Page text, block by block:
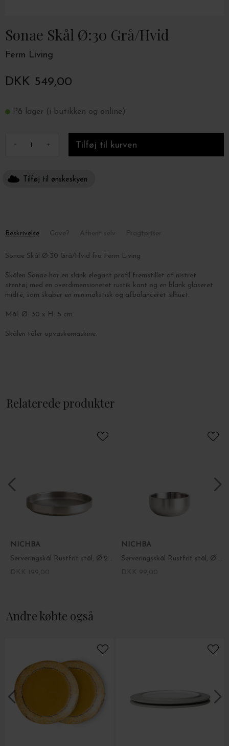
Sonae Skål Ø:30 Grå/Hvid
Ferm Living
DKK 549,00
På lager (i butikken og online)
- +
Tilføj til ønskeskyen
Beskrivelse
Sonae Skål Ø:30 Grå/Hvid fra Ferm Living
Skålen Sonae har en slank elegant profil fremstillet af nistret
stentøj med en overdimensioneret rustik kant og en blank glaseret
midte, som skaber en minimalistisk og afbalanceret silhuet.
Mål: Ø: 30 x H: 5 cm.
Skålen tåler opvaskemaskine.
Relaterede produkter
NICHBA
Serveringskål Rustfrit stål, Ø:21*3.8
NICHBA
Serveringsskål Rustfrit stål, Ø:11*5
Andre købte også